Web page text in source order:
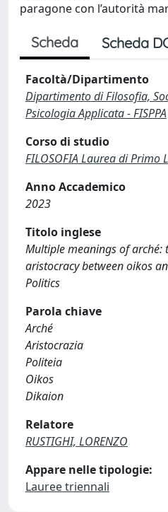
paragone con l’autorità
Scheda Scheda
Facoltà/Dipartimento
Dipartimento di Filosofia,
Psicologia Applicata - FISPPA
Corso di studio
FILOSOFIA Laurea di Primo
Anno Accademico
2023
Titolo inglese
Multiple meanings of arché:
aristocracy between oikos
Politics
Parola chiave
Arché
Aristocrazia
Politeia
Oikos
Dikaion
Relatore
RUSTIGHI, LORENZO
Appare nelle tipologie:
Lauree triennali